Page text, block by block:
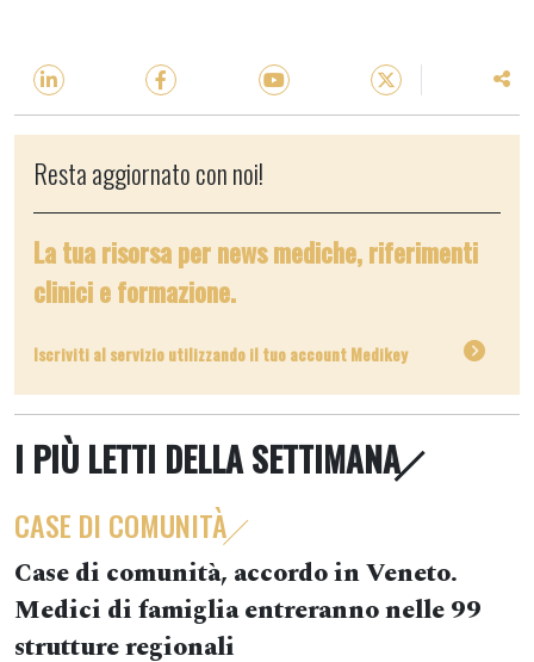
Resta aggiornato con noi!
La tua risorsa per news mediche, riferimenti
clinici e formazione.
Iscriviti al servizio utilizzando il tuo account Medikey
I PIÙ LETTI DELLA SETTIMANA
CASE DI COMUNITÀ
Case di comunità, accordo in Veneto.
Medici di famiglia entreranno nelle 99
strutture regionali